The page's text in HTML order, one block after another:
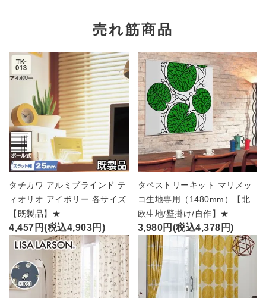
売れ筋商品
タチカワ アルミブラインド テ
ィオリオ アイボリー 各サイズ
【既製品】★
4,457円(税込4,903円)
タペストリーキット マリメッ
コ生地専用（1480mm）【北
欧生地/壁掛け/自作】★
3,980円(税込4,378円)